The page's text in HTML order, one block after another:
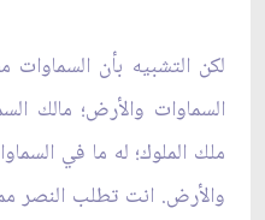
لكن التشبيه بأن السماوات
السماوات والأرض؛ مالك
ملك الملوك؛ له ما في
والأرض. انت تطلب النصر